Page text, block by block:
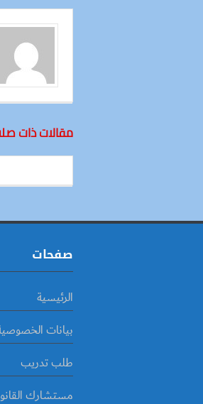
مقالات ذات
صفحات
الرئيسية
بيانات
طلب تدريب
مستشارك